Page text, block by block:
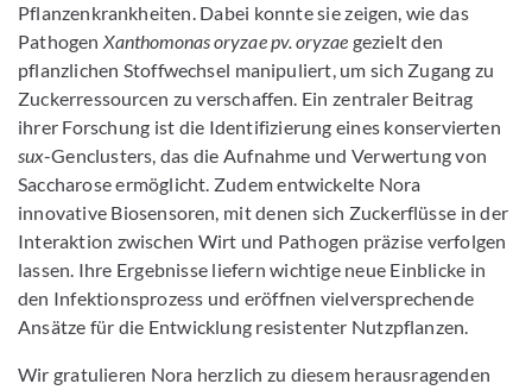
Pflanzenkrankheiten. Dabei konnte sie zeigen, wie das
Pathogen Xanthomonas oryzae pv. oryzae gezielt den
pflanzlichen Stoffwechsel manipuliert, um sich Zugang zu
Zuckerressourcen zu verschaffen. Ein zentraler Beitrag
ihrer Forschung ist die Identifizierung eines konservierten
sux-Genclusters, das die Aufnahme und Verwertung von
Saccharose ermöglicht. Zudem entwickelte Nora
innovative Biosensoren, mit denen sich Zuckerflüsse in der
Interaktion zwischen Wirt und Pathogen präzise verfolgen
lassen. Ihre Ergebnisse liefern wichtige neue Einblicke in
den Infektionsprozess und eröffnen vielversprechende
Ansätze für die Entwicklung resistenter Nutzpflanzen.
Wir gratulieren Nora herzlich zu diesem herausragenden